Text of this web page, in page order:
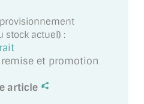
stock actuel) :
et promotion
article